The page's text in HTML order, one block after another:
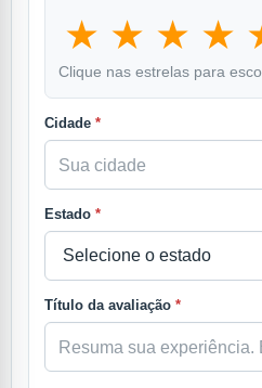
★
★
★
★
Clique nas estrelas para
Cidade *
Estado *
Título da avaliação *